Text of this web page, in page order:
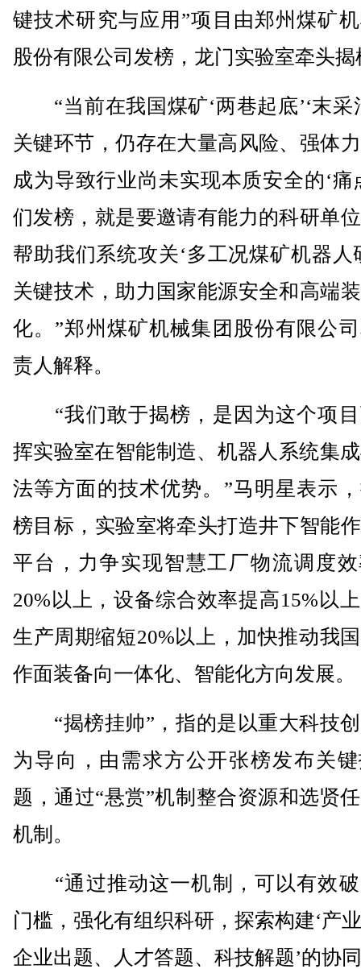
键技术研究与应用”项目由郑州煤矿
股份有限公司发榜，龙门实验室牵头揭
“当前在我国煤矿‘两巷起底’‘末采
关键环节，仍存在大量高风险、强体
成为导致行业尚未实现本质安全的‘痛
们发榜，就是要邀请有能力的科研单
帮助我们系统攻关‘多工况煤矿机器人
关键技术，助力国家能源安全和高端
化。”郑州煤矿机械集团股份有限公
责人解释。
“我们敢于揭榜，是因为这个项目
挥实验室在智能制造、机器人系统集
法等方面的技术优势。”马明星表示
榜目标，实验室将牵头打造井下智能
平台，力争实现智慧工厂物流调度
20%以上，设备综合效率提高15%以
生产周期缩短20%以上，加快推动我
作面装备向一体化、智能化方向发展。
“揭榜挂帅”，指的是以重大科技
为导向，由需求方公开张榜发布关
题，通过“悬赏”机制整合资源和选贤
机制。
“通过推动这一机制，可以有效破
门槛，强化有组织科研，探索构建‘产
企业出题、人才答题、科技解题’的协